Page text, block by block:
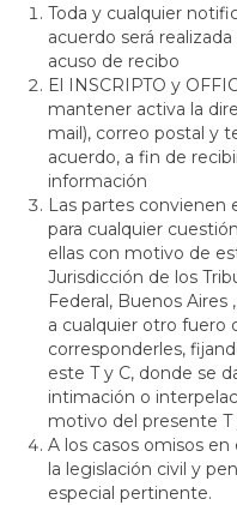
Toda y cualquier
acuerdo será
acuso de recibo
El INSCRIPTO y
mantener activa la
mail), correo postal y
acuerdo, a fin de
información
Las partes convienen
para cualquier
ellas con motivo de
Jurisdicción de los
Federal, Buenos
a cualquier otro fuero
corresponderles,
este T y C, donde se
intimación o
motivo del presente T
A los casos omisos
la legislación civil y
especial pertinente.